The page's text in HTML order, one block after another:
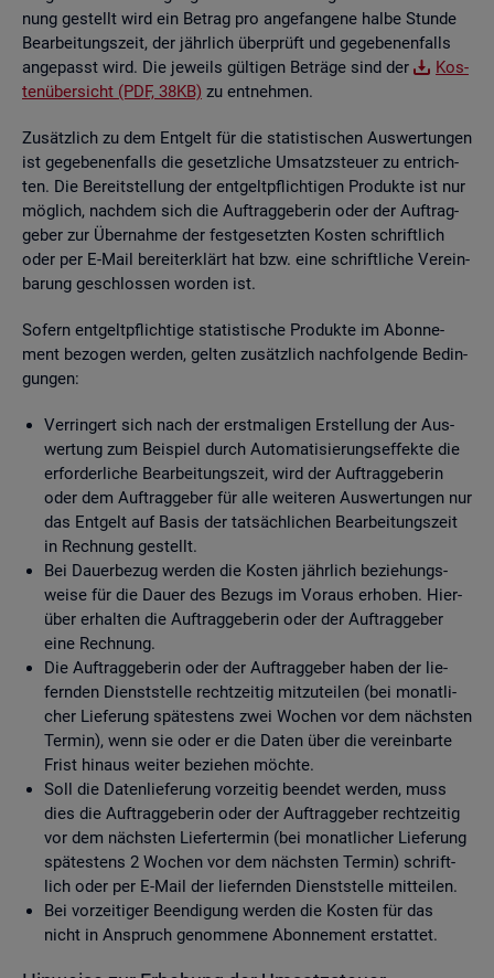
nung ge­stellt wird ein Be­trag pro an­ge­fan­ge­ne halbe Stun­de
Be­ar­bei­tungs­zeit, der jähr­lich über­prüft und ge­ge­be­nen­falls
an­ge­passt wird. Die je­weils gül­ti­gen Be­trä­ge sind der
Kos­
ten­über­sicht (PDF, 38KB) zu ent­neh­men.
Zu­sätz­lich zu dem Ent­gelt für die sta­tis­ti­schen Aus­wer­tun­gen
ist ge­ge­be­nen­falls die ge­setz­li­che Um­satz­steu­er zu ent­rich­
ten. Die Be­reit­stel­lung der ent­gelt­pflich­ti­gen Pro­duk­te ist nur
mög­lich, nach­dem sich die Auf­trag­ge­be­rin oder der Auf­trag­
ge­ber zur Über­nah­me der fest­ge­setz­ten Kos­ten schrift­lich
oder per E-Mail be­reit­er­klärt hat bzw. eine schrift­li­che Ver­ein­
ba­rung ge­schlos­sen wor­den ist.
So­fern ent­gelt­pflich­ti­ge sta­tis­ti­sche Pro­duk­te im Abon­ne­
ment be­zo­gen wer­den, gel­ten zu­sätz­lich nach­fol­gen­de Be­din­
gun­gen:
Ver­rin­gert sich nach der erst­ma­li­gen Er­stel­lung der Aus­
wer­tung zum Bei­spiel durch Au­to­ma­ti­sie­rungs­ef­fek­te die
er­for­der­li­che Be­ar­bei­tungs­zeit, wird der Auf­trag­ge­be­rin
oder dem Auf­trag­ge­ber für alle wei­te­ren Aus­wer­tun­gen nur
das Ent­gelt auf Basis der tat­säch­li­chen Be­ar­bei­tungs­zeit
in Rech­nung ge­stellt.
Bei Dau­er­be­zug wer­den die Kos­ten jähr­lich be­zie­hungs­
wei­se für die Dauer des Be­zugs im Vor­aus er­ho­ben. Hier­
über er­hal­ten die Auf­trag­ge­be­rin oder der Auf­trag­ge­ber
eine Rech­nung.
Die Auf­trag­ge­be­rin oder der Auf­trag­ge­ber haben der lie­
fern­den Dienst­stel­le recht­zei­tig mit­zu­tei­len (bei mo­nat­li­
cher Lie­fe­rung spä­tes­tens zwei Wo­chen vor dem nächs­ten
Ter­min), wenn sie oder er die Daten über die ver­ein­bar­te
Frist hin­aus wei­ter be­zie­hen möch­te.
Soll die Da­ten­lie­fe­rung vor­zei­tig be­en­det wer­den, muss
dies die Auf­trag­ge­be­rin oder der Auf­trag­ge­ber recht­zei­tig
vor dem nächs­ten Lie­fer­ter­min (bei mo­nat­li­cher Lie­fe­rung
spä­tes­tens 2 Wo­chen vor dem nächs­ten Ter­min) schrift­
lich oder per E-Mail der lie­fern­den Dienst­stel­le mit­tei­len.
Bei vor­zei­ti­ger Be­en­di­gung wer­den die Kos­ten für das
nicht in An­spruch ge­nom­me­ne Abon­ne­ment er­stat­tet.